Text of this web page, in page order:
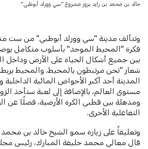
خالد بن محمد بن زايد يزور مشروع "سي وورلد أبوظبي"
وتتألف مدينة "سي وورلد أبوظبي" من ست
فكرة "المحيط الموحد" بأسلوب متكامل يوضح
بين جميع أشكال الحياة على الأرض وداخل
شعار "نحن مرتبطون بالمحيط، والمحيط
المدينة أحد أكبر الأحواض المائية الداخلية
مستوى العالم، بالإضافة إلى لعبة ستأخذ
ومذهلة بين قطبي الكرة الأرضية، فضلًا عن
التفاعلية الأخرى.
وتعليقاً على زيارة سمو الشيخ خالد بن محمد
قال معالي محمد خليفة المبارك، رئيس